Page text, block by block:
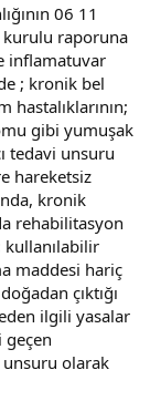
06 11
kurulu raporuna
inflamatuvar
; kronik bel
gibi yumuşak
tedavi unsuru
hareketsiz
kronik
rehabilitasyon
kullanılabilir
maddesi hariç
çıktığı
ilgili yasalar
geçen
unsuru olarak